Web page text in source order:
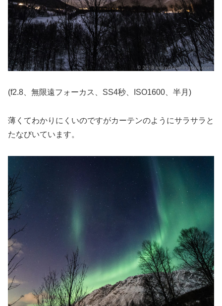
(f2.8、無限遠フォーカス、SS4秒、ISO1600、半月)
薄くてわかりにくいのですがカーテンのようにサラサラと
たなびいています。